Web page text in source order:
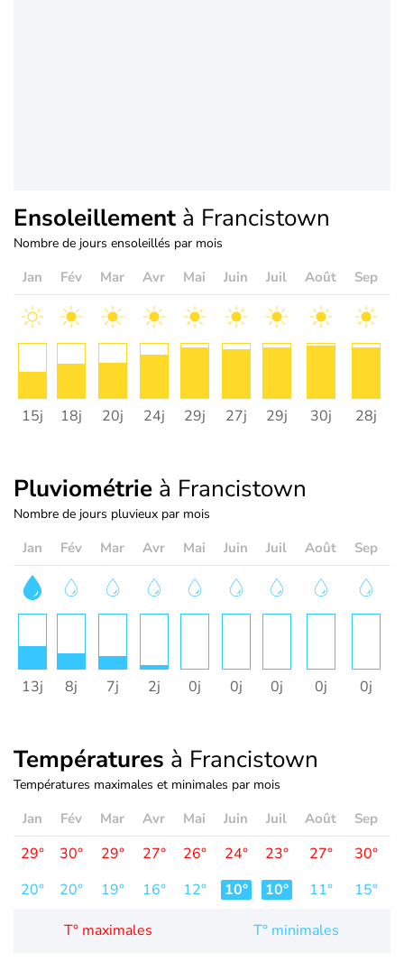
Ensoleillement à Francistown
Nombre de jours ensoleillés par mois
Jan Fév Mar Avr Mai Juin Juil Août Sep
15j 18j 20j 24j 29j 27j 29j 30j 28j
Pluviométrie à Francistown
Nombre de jours pluvieux par mois
Jan Fév Mar Avr Mai Juin Juil Août Sep
13j 8j 7j 2j 0j 0j 0j 0j 0j
Températures à Francistown
Températures maximales et minimales par mois
Jan Fév Mar Avr Mai Juin Juil Août Sep
29° 30° 29° 27° 26° 24° 23° 27° 30°
20°
20° 19° 16° 12° 10° 10° 11° 15°
T° maximales T° minimales